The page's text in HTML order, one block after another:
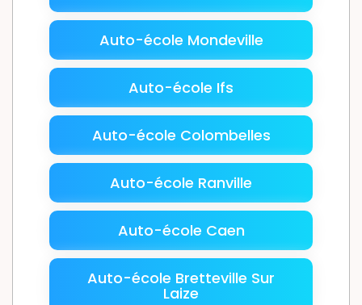
Auto-école Mondeville
Auto-école Ifs
Auto-école Colombelles
Auto-école Ranville
Auto-école Caen
Auto-école Bretteville Sur
Laize